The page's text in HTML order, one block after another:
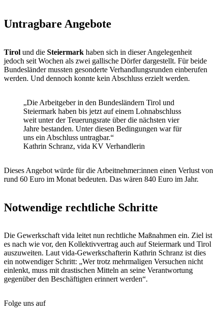
Untragbare Angebote
Tirol und die Steiermark haben sich in dieser Angelegenheit
jedoch seit Wochen als zwei gallische Dörfer dargestellt. Für beide
Bundesländer mussten gesonderte Verhandlungsrunden einberufen
werden. Und dennoch konnte kein Abschluss erzielt werden.
„Die Arbeitgeber in den Bundesländern Tirol und
Steiermark haben bis jetzt auf einem Lohnabschluss
weit unter der Teuerungsrate über die nächsten vier
Jahre bestanden. Unter diesen Bedingungen war für
uns ein Abschluss untragbar.“
Kathrin Schranz, vida KV Verhandlerin
Dieses Angebot würde für die Arbeitnehmer:innen einen Verlust von
rund 60 Euro im Monat bedeuten. Das wären 840 Euro im Jahr.
Notwendige rechtliche Schritte
Die Gewerkschaft vida leitet nun rechtliche Maßnahmen ein. Ziel ist
es nach wie vor, den Kollektivvertrag auch auf Steiermark und Tirol
auszuweiten. Laut vida-Gewerkschafterin Kathrin Schranz ist dies
ein notwendiger Schritt: „Wer trotz mehrmaligen Versuchen nicht
einlenkt, muss mit drastischen Mitteln an seine Verantwortung
gegenüber den Beschäftigten erinnert werden“.
Folge uns auf